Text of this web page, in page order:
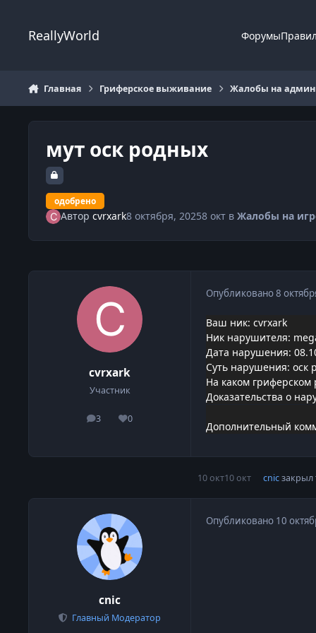
ReallyWorld Форумы
Главная Гриферское выживание Жалобы на
мут оск родных
одобрено
Автор cvrxark8 октября, 20258 октв Жалобы на
cvrxark
Участник
3
сообщения
0
Репутация
Опубликовано8
Ваш ник: cvrxark
Ник нарушителя:
Дата нарушения:
Суть нарушения: оск
На каком гриферском
Доказательства о
Дополнительный
10 окт10 окт cnicзакрыл
cnic
Главный Модератор
Опубликовано 10